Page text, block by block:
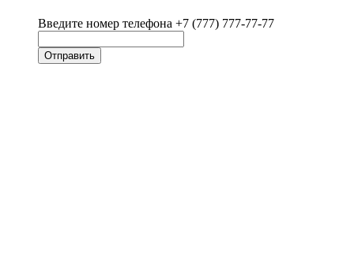
Введите номер телефона +7 (777) 777-77-77
Отправить